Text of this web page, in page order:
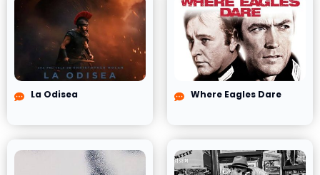
La Odisea Where Eagles Dare